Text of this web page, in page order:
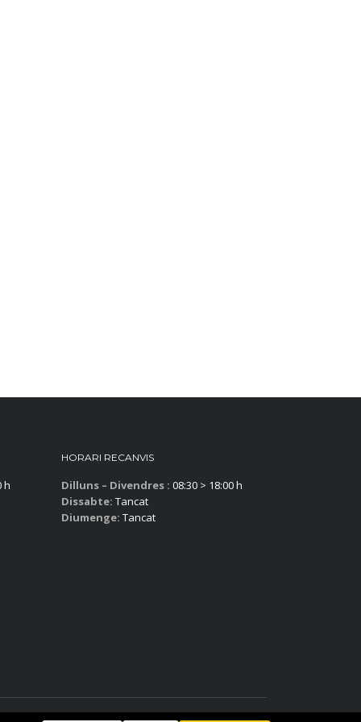
h
HORARI RECANVIS
Dilluns – Divendres : 08:30 > 18:00 h
Dissabte: Tancat
Diumenge: Tancat